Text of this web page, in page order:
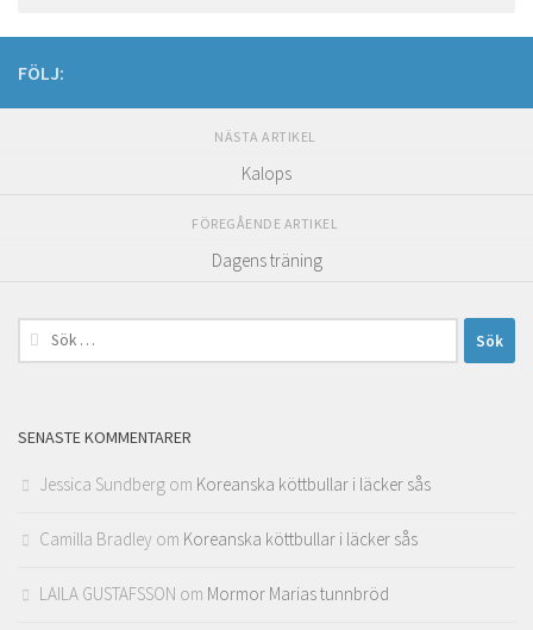
FÖLJ:
NÄSTA ARTIKEL
Kalops
FÖREGÅENDE ARTIKEL
Dagens träning
Sök
efter:
SENASTE KOMMENTARER
Jessica Sundberg om Koreanska köttbullar i läcker sås
Camilla Bradley om Koreanska köttbullar i läcker sås
LAILA GUSTAFSSON om Mormor Marias tunnbröd